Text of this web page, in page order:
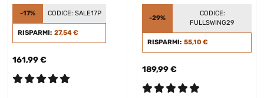
Crema
-17% CODICE: SALE17P
RISPARMI: 27,54 €
161,99 €
Effetto ruggine
-29%
CODICE:
FULLSWING29
RISPARMI: 55,10 €
189,99 €